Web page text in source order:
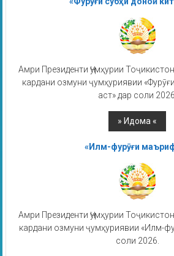
Амри Президенти Ҷумҳурии
кардани озмуни ҷумҳуриявии
аст» дар соли
«Илм-фурӯғи
Амри Президенти Ҷумҳурии
кардани озмуни ҷумҳуриявии «Илм-
соли 2026.